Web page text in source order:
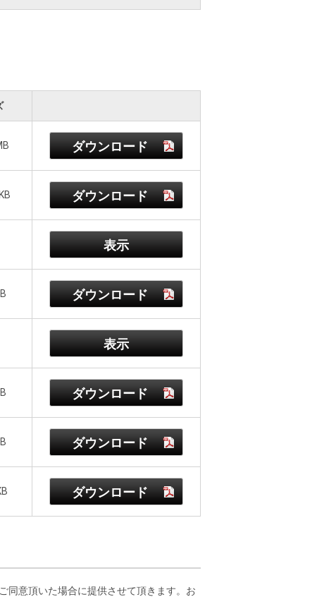
ダウンロード
ダウンロード
表示
ダウンロード
表示
ダウンロード
ダウンロード
ダウンロード
同意頂いた場合に提供させて頂きます。お